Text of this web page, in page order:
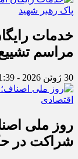
مراسم
30 ژوئن 2026 - 11:39
روز ملی
شراکت در